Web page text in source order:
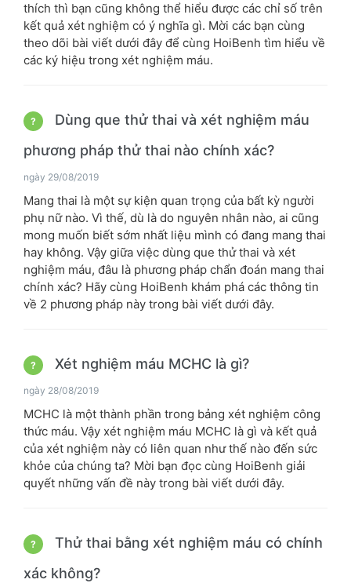
thích thì bạn cũng không thể hiểu được các chỉ số trên
kết quả xét nghiệm có ý nghĩa gì. Mời các bạn cùng
theo dõi bài viết dưới đây để cùng HoiBenh tìm hiểu về
các ký hiệu trong xét nghiệm máu.
?
Dùng que thử thai và xét nghiệm máu
phương pháp thử thai nào chính xác?
ngày 29/08/2019
Mang thai là một sự kiện quan trọng của bất kỳ người
phụ nữ nào. Vì thế, dù là do nguyên nhân nào, ai cũng
mong muốn biết sớm nhất liệu mình có đang mang thai
hay không. Vậy giữa việc dùng que thử thai và xét
nghiệm máu, đâu là phương pháp chẩn đoán mang thai
chính xác? Hãy cùng HoiBenh khám phá các thông tin
về 2 phương pháp này trong bài viết dưới đây.
? Xét nghiệm máu MCHC là gì?
ngày 28/08/2019
MCHC là một thành phần trong bảng xét nghiệm công
thức máu. Vậy xét nghiệm máu MCHC là gì và kết quả
của xét nghiệm này có liên quan như thế nào đến sức
khỏe của chúng ta? Mời bạn đọc cùng HoiBenh giải
quyết những vấn đề này trong bài viết dưới đây.
?
Thử thai bằng xét nghiệm máu có chính
xác không?